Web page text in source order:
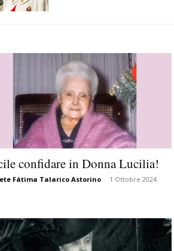
confidare in Donna Lucilia!
Fátima Talarico Astorino - 1 Ottobre 2024